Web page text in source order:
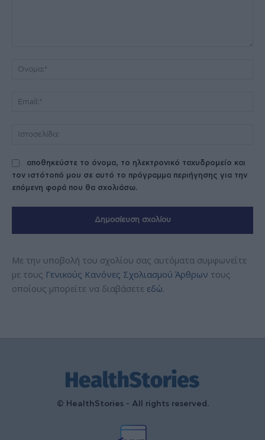
αποθηκεύστε το όνομα, το ηλεκτρονικό ταχυδρομείο και
τον ιστότοπό μου σε αυτό το πρόγραμμα περιήγησης για την
επόμενη φορά που θα σχολιάσω.
Με την υποβολή του σχολίου σας αυτόματα συμφωνείτε
με τους Γενικούς Κανόνες Σχολιασμού Άρθρων τους
οποίους μπορείτε να διαβάσετε εδώ.
© HealthStories - All rights reserved.